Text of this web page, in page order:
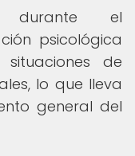
durante el
psicológica
de
lo que lleva
general del